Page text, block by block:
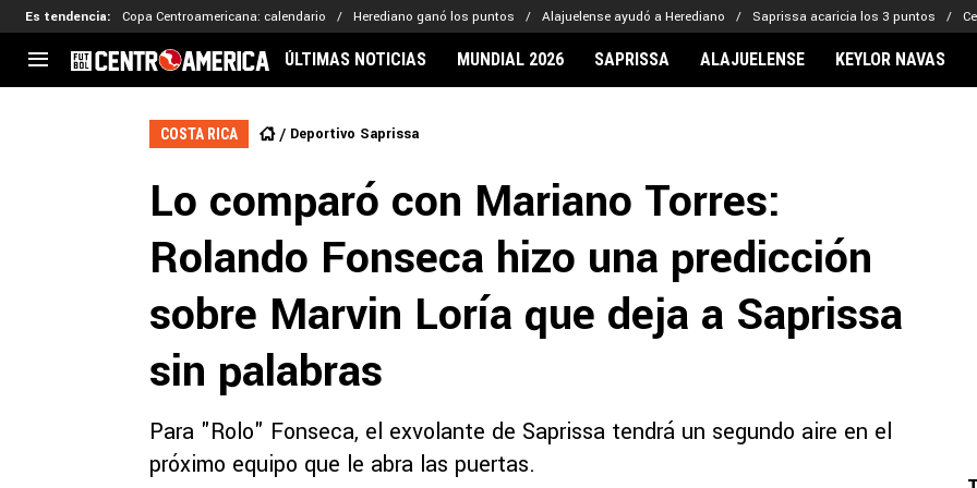
Es tendencia: Copa Centroamericana: calendario Herediano ganó los puntos Alajuelense ayudó a Herediano Saprissa acaricia los 3 puntos
CENTROAMÉRICA
CONCACAF
Liga de Naciones
Eliminatorias
Copa de Campeones
MLS
Kervin Arriaga
Nathaniel Méndez-Laing
Alajuelense
Comunicaciones
Olimpia
Real Madrid
ÚLTIMAS NOTICIAS MUNDIAL 2026 SAPRISSA ALAJUELENSE KEYLOR NAVAS
COSTA RICA Deportivo Saprissa
Lo comparó con Mariano Torres:
Rolando Fonseca hizo una predicción
sobre Marvin Loría que deja a Saprissa
sin palabras
Para "Rolo" Fonseca, el exvolante de Saprissa tendrá un segundo aire en el
próximo equipo que le abra las puertas.